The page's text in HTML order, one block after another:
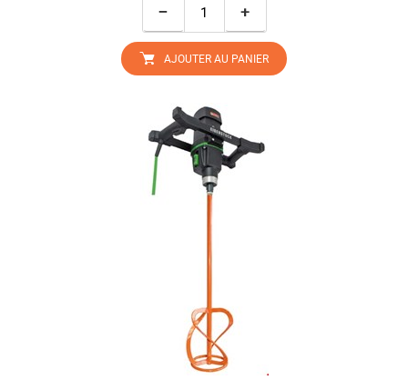
− +
AJOUTER AU PANIER